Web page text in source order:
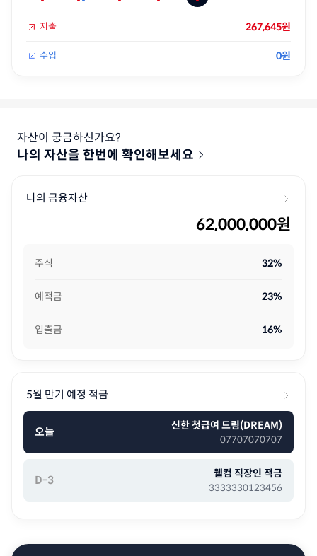
지출 267,645원
수입 0원
자산이 궁금하신가요?
나의 자산을 한번에 확인해보세요
나의 금융자산
62,000,000원
주식 32%
예적금 23%
입출금 16%
5월 만기 예정 적금
오늘 신한 첫급여 드림(DREAM)
07707070707
D-3 웰컴 직장인 적금
3333330123456